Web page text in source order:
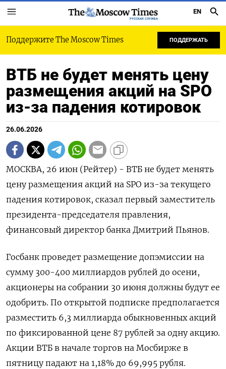
РУССКАЯ СЛУЖБА
EN
Поддержите The Moscow Times ПОДДЕРЖАТЬ
ВТБ не будет менять цену
размещения акций на SPO
из-за падения котировок
26.06.2026
МОСКВА, 26 июн (Рейтер) - ВТБ не будет менять
цену размещения акций на SPO из-за текущего
падения котировок, сказал первый заместитель
президента-председателя правления,
‌финансовый директор банка Дмитрий Пьянов.
Госбанк проведет размещение допэмиссии на
сумму 300-400 миллиардов рублей до осени,
акционеры на собрании 30 июня ​должны будут ее
одобрить. ​По открытой ​подписке предполагается
разместить ⁠6,3 миллиарда обыкновенных акций
по фиксированной цене ‌87 рублей за одну ‌акцию.
Акции ВТБ в начале торгов на Мосбирже в
пятницу падают ​на 1,18% до 69,995 рубля.